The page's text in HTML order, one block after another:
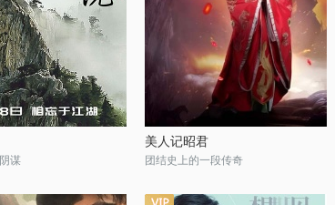
谋
美人记昭君
团结史上的一段传奇